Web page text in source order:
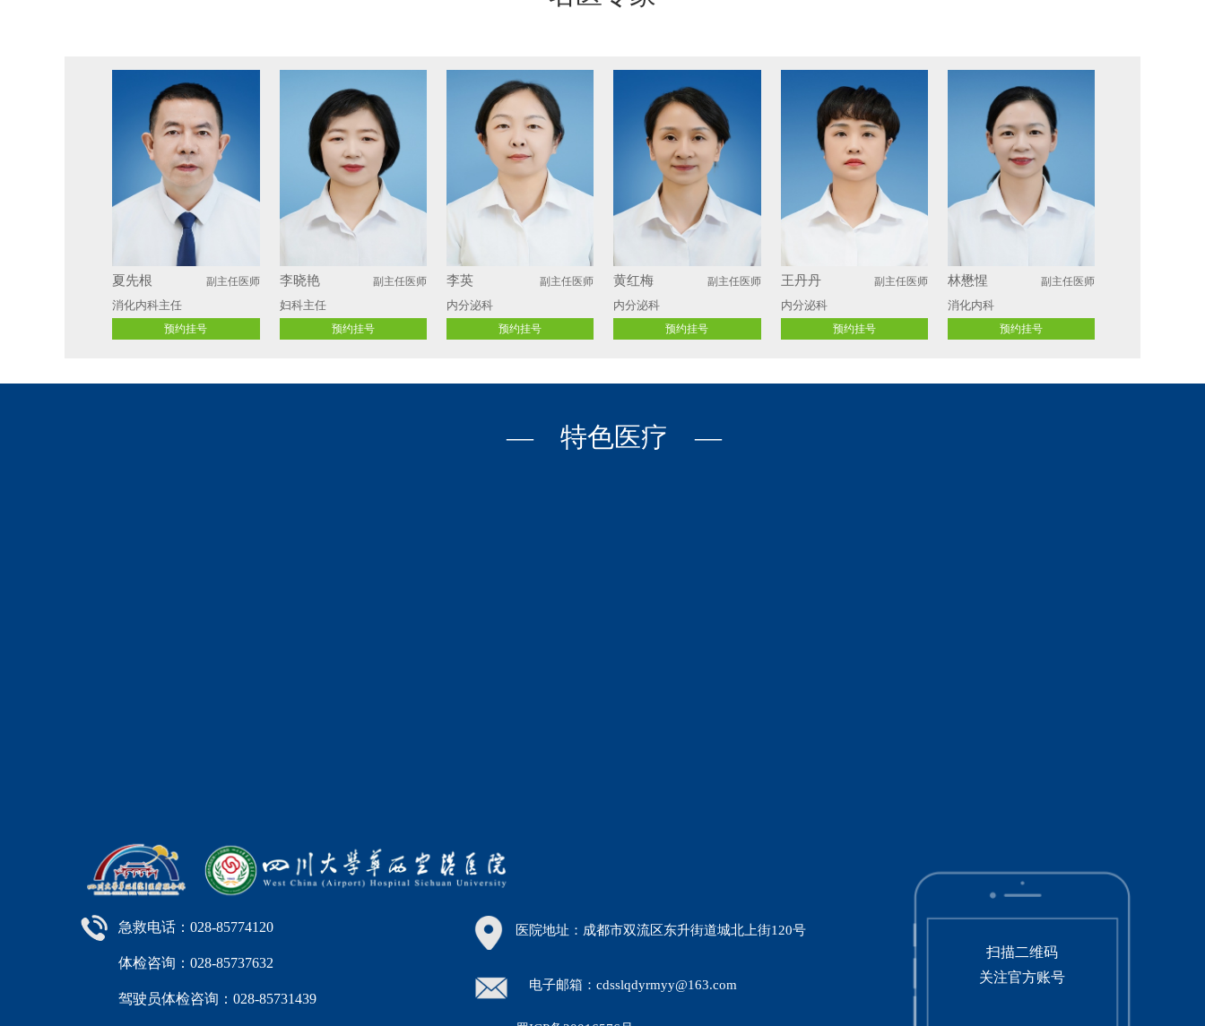
夏先根 副主任医师
消化内科主任
预约挂号
李晓艳 副主任医师
妇科主任
预约挂号
李英 副主任医师
内分泌科
预约挂号
黄红梅 副主任医师
内分泌科
预约挂号
王丹丹 副主任医师
内分泌科
预约挂号
林懋惺 副主任医师
消化内科
预约挂号
— 特色医疗 —
医院地址：成都市双流区东升街道城北上街120号
电子邮箱：cdsslqdyrmyy@163.com
扫描二维码
关注官方账号
急救电话：028-85774120
体检咨询：028-85737632
驾驶员体检咨询：028-85731439